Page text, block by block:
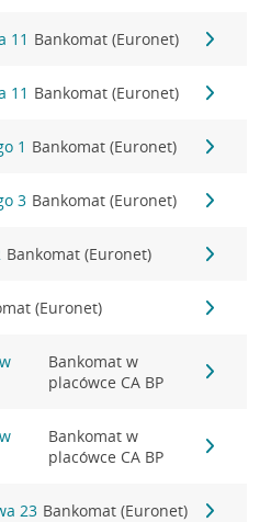
11 Bankomat (Euronet)
11 Bankomat (Euronet)
1 Bankomat (Euronet)
3 Bankomat (Euronet)
Bankomat (Euronet)
(Euronet)
Bankomat w
placówce CA BP
Bankomat w
placówce CA BP
23 Bankomat (Euronet)